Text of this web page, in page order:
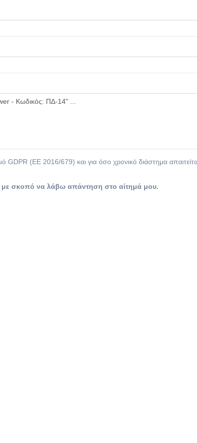
GDPR (EE 2016/679) και για όσο χρονικό διάστημα
με σκοπό να λάβω απάντηση στο αίτημά μου.